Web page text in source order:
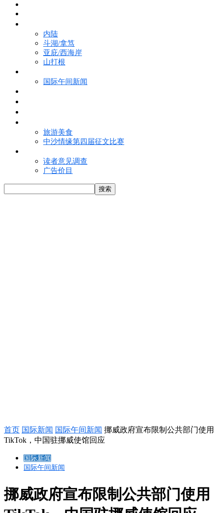
内陆
斗湖/拿笃
亚庇/西海岸
山打根
国际午间新闻
旅游美食
中沙情缘第四届征文比赛
读者意见调查
广告价目
首页 国际新闻 国际午间新闻 挪威政府宣布限制公共部门使用
TikTok，中国驻挪威使馆回应
国际新闻
国际午间新闻
挪威政府宣布限制公共部门使用